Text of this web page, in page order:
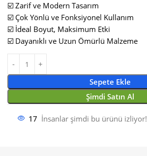
☑️ Zarif ve Modern Tasarım
☑️ Çok Yönlü ve Fonksiyonel Kullanım
☑️ İdeal Boyut, Maksimum Etki
☑️ Dayanıklı ve Uzun Ömürlü Malzeme
Sepete Ekle
Şimdi Satın Al
17 İnsanlar şimdi bu ürünü izliyor!